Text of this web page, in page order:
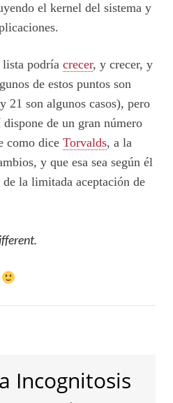
el kernel del sistema y
podría crecer, y crecer, y
de estos puntos son
21 son algunos casos), pero
de un gran número
como dice Torvalds, a la
y que esa sea según él
la limitada aceptación de
Incognitosis